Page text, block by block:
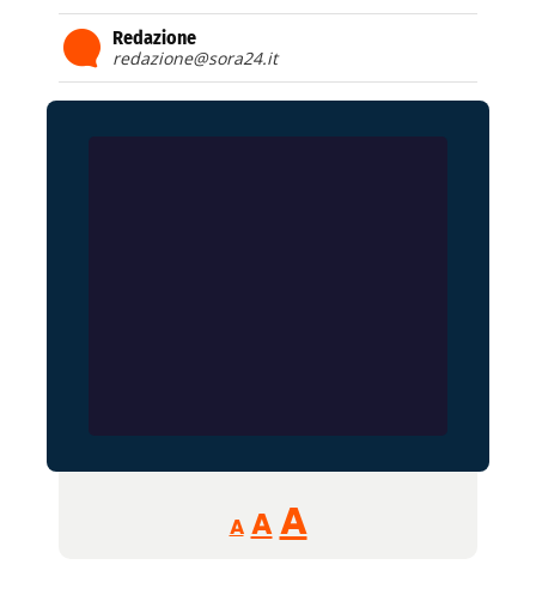
Redazione
redazione@sora24.it
A
Reducir
tamaño
A Restablecer
AAumentar